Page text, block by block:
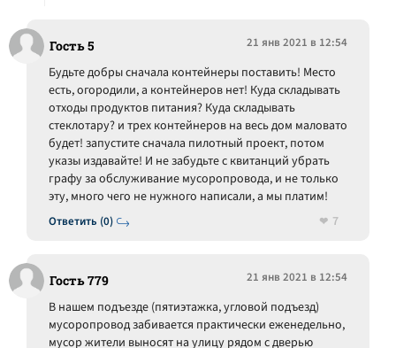
Гость 5 21 янв 2021 в 12:54
Ответить (0)
Будьте добры сначала контейнеры поставить! Место
есть, огородили, а контейнеров нет! Куда складывать
отходы продуктов питания? Куда складывать
стеклотару? и трех контейнеров на весь дом маловато
будет! запустите сначала пилотный проект, потом
указы издавайте! И не забудьте с квитанций убрать
графу за обслуживание мусоропровода, и не только
эту, много чего не нужного написали, а мы платим!
7
Гость 779 21 янв 2021 в 12:54
В нашем подъезде (пятиэтажка, угловой подъезд)
мусоропровод забивается практически еженедельно,
мусор жители выносят на улицу рядом с дверью